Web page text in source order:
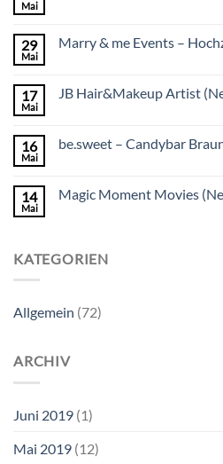
Mai
29
Mai
Marry & me Events –
17
Mai
JB Hair&Makeup Artist
16
Mai
be.sweet – Candybar
14
Mai
Magic Moment Movies
KATEGORIEN
Allgemein (72)
ARCHIV
Juni 2019 (1)
Mai 2019 (12)